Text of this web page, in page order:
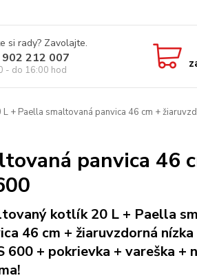
si rady? Zavolajte.
212 007
- do 16:00 hod
+ Paella smaltovaná panvica 46 cm +
panvica 46
kotlík 20 L + Paella
46 cm + žiaruvzdorná
600 + pokrievka + vareška +